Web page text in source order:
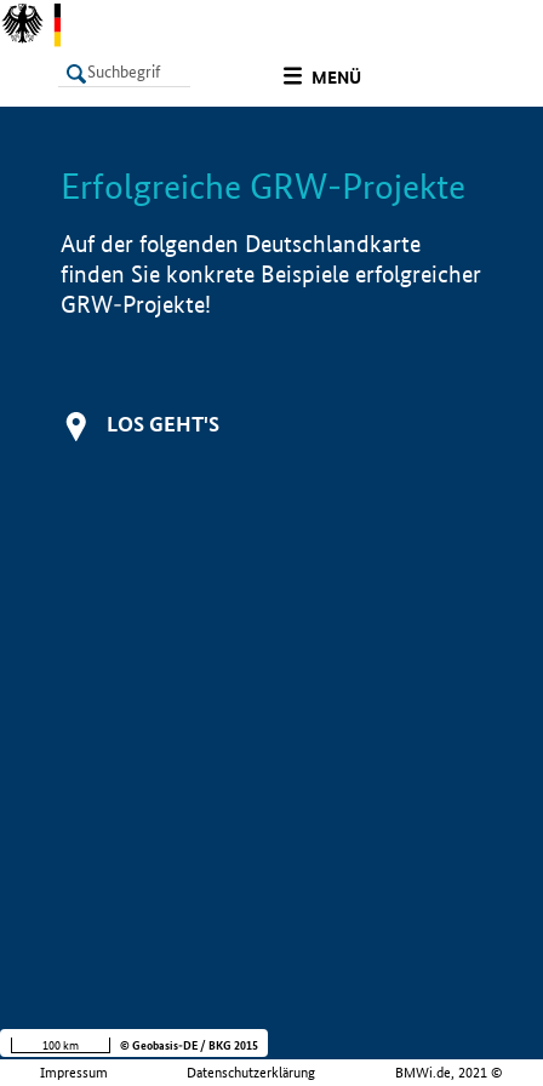
MENÜ
LISTE Info
Erfolgreiche GRW-Projekte
Auf der folgenden Deutschlandkarte
finden Sie konkrete Beispiele erfolgreicher
GRW-Projekte!
LOS GEHT'S
Impressum Datenschutzerklärung BMWi.de, 2021 ©
100 km © Geobasis-DE / BKG 2015